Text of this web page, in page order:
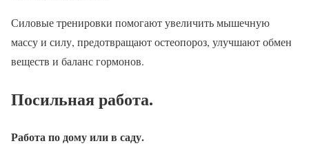
Силовые тренировки помогают увеличить мышечную
массу и силу, предотвращают остеопороз, улучшают обмен
веществ и баланс гормонов.
Посильная работа.
Работа по дому или в саду.